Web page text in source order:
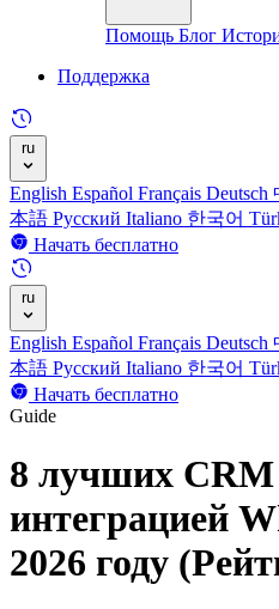
Помощь Блог
Поддержка
ru
English Español Français Deutsch
本語 Русский Italiano 한국어
Начать бесплатно
ru
English Español Français Deutsch
本語 Русский Italiano 한국어
Начать бесплатно
Guide
8 лучших CRM
интеграцией
2026 году